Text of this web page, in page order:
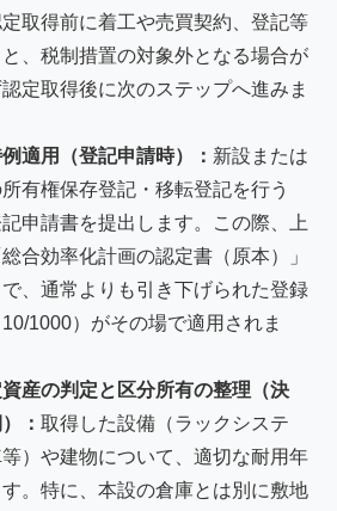
取得前に着工や売買契約、登記等
、税制措置の対象外となる場合が
定取得後に次のステップへ進みま
適用（登記申請時）： 新設または
有権保存登記・移転登記を行う
申請書を提出します。この際、上
合効率化計画の認定書（原本）」
、通常よりも引き下げられた登録
1000）がその場で適用されま
産の判定と区分所有の整理（決
： 取得した設備（ラックシステ
）や建物について、適切な耐用年
。特に、本設の倉庫とは別に敷地